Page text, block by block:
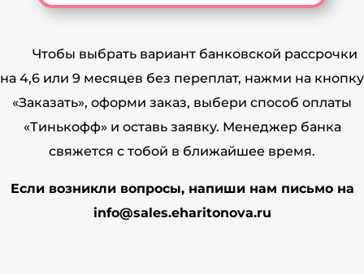
Чтобы выбрать вариант банковской рассрочки
на 4,6 или 9 месяцев без переплат, нажми на кнопку
«Заказать», оформи заказ, выбери способ оплаты
«Тинькофф» и оставь заявку. Менеджер банка
свяжется с тобой в ближайшее время.
Если возникли вопросы, напиши нам письмо на
info@sales.eharitonova.ru